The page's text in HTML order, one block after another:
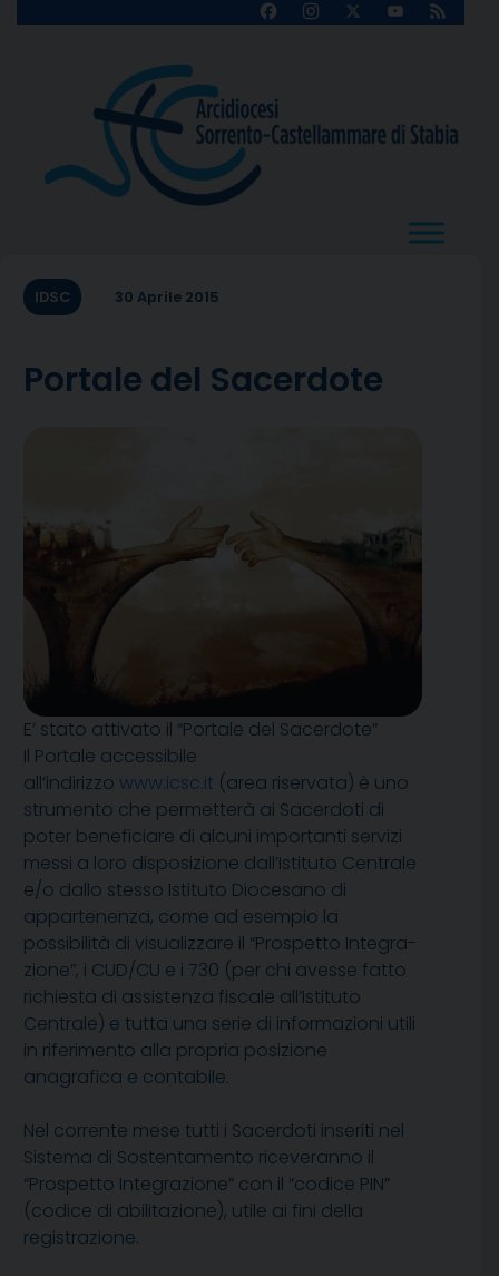
FacebookInstagram
X
YouTube
Feed
IDSC 30 Aprile 2015
Portale del Sacerdote
E’ stato attivato il “Portale del Sacerdote”
Il Portale accessibile
all’indirizzo www.icsc.it (area riservata) è uno
strumento che permetterà ai Sacerdoti di
poter beneficiare di alcuni importanti servizi
messi a loro disposizione dall’Istituto Centrale
e/o dallo stesso Istituto Diocesano di
appartenenza, co­me ad esempio la
possibilità di visualizzare il “Prospetto Integra­
zione”, i CUD/CU e i 730 (per chi avesse fatto
richiesta di assi­stenza fiscale all’Istituto
Centrale) e tutta una serie di informa­zioni utili
in riferimento alla propria posizione
anagrafica e con­tabile.
Nel corrente mese tutti i Sacerdoti inseriti nel
Sistema di Sosten­tamento riceveranno il
“Prospetto Integrazione” con il “codice PIN”
(codice di abilitazione), utile ai fini della
registrazione.